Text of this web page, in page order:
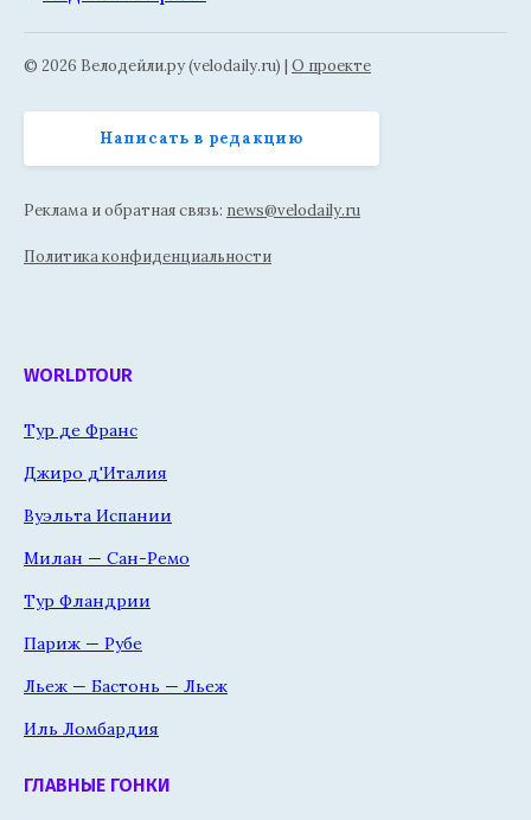
© 2026 Велодейли.ру (velodaily.ru) | О проекте
Написать в редакцию
Реклама и обратная связь: news@velodaily.ru
Политика конфиденциальности
WORLDTOUR
Тур де Франс
Джиро д'Италия
Вуэльта Испании
Милан — Сан-Ремо
Тур Фландрии
Париж — Рубе
Льеж — Бастонь — Льеж
Иль Ломбардия
ГЛАВНЫЕ ГОНКИ